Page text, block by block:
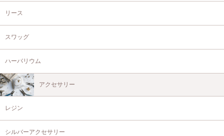
リース
スワッグ
ハーバリウム
アクセサリー
レジン
シルバーアクセサリー